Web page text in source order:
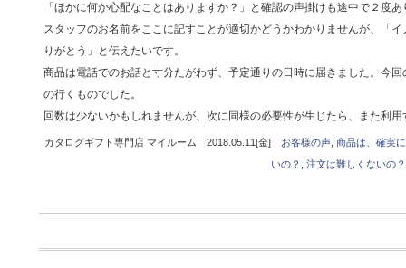
「ほかに何か心配なことはありますか？」と確認の声掛けも途中で２度
スタッフのお名前をここに記すことが適切かどうかわかりませんが、「
りがとう」と伝えたいです。
商品は電話でのお話と寸分たがわず、予定通りの日時に届きました。今
の行くものでした。
回数は少ないかもしれませんが、次に同様の必要性が生じたら、また利
カタログギフト専門店 マイルーム 2018.05.11[金] お客様の声, 商品は、確実
いの？
注文は難しくないの？